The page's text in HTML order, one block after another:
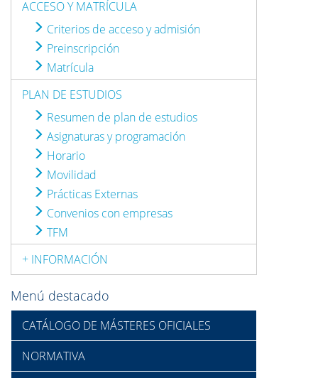
ACCESO Y MATRÍCULA
Criterios de acceso y admisión
Preinscripción
Matrícula
PLAN DE ESTUDIOS
Resumen de plan de estudios
Asignaturas y programación
Horario
Movilidad
Prácticas Externas
Convenios con empresas
TFM
+ INFORMACIÓN
Menú destacado
CATÁLOGO DE MÁSTERES OFICIALES
NORMATIVA